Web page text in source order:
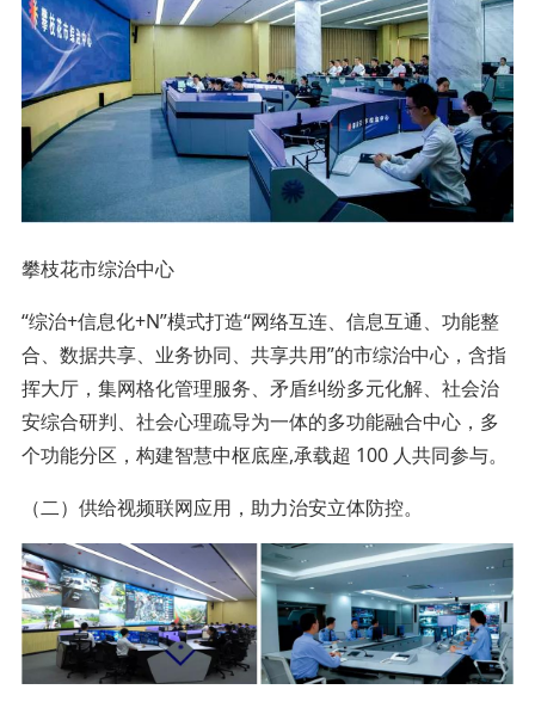
攀枝花市综治中心
“综治+信息化+N”模式打造“网络互连、信息互通、功能整
合、数据共享、业务协同、共享共用”的市综治中心，含指
挥大厅，集网格化管理服务、矛盾纠纷多元化解、社会治
安综合研判、社会心理疏导为一体的多功能融合中心，多
个功能分区，构建智慧中枢底座,承载超 100 人共同参与。
（二）供给视频联网应用，助力治安立体防控。